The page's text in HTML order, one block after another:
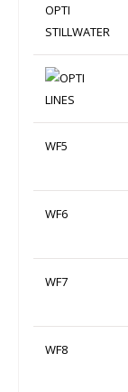
OPTI
STILLWATER
WF5
WF6
WF7
WF8